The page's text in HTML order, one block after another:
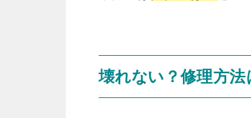
壊れない？修理方法